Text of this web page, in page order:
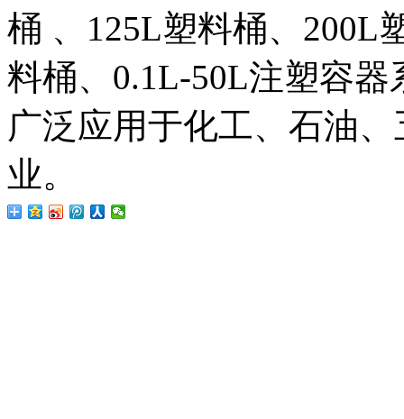
桶 、125L塑料桶、200L
料桶、0.1L-50L注塑容
广泛应用于化工、石油
业。